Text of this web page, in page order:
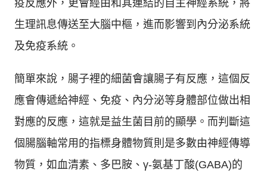
疫反應外，更會經由和其連結的自主神經系統，將
生理訊息傳送至大腦中樞，進而影響到內分泌系統
及免疫系統。
簡單來說，腸子裡的細菌會讓腸子有反應，這個反
應會傳遞給神經、免疫、內分泌等身體部位做出相
對應的反應，這就是益生菌目前的顯學。而判斷這
個腸腦軸常用的指標身體物質則是多數由神經傳導
物質，如血清素、多巴胺、γ-氨基丁酸(GABA)的